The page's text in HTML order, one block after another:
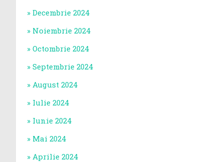
Decembrie 2024
Noiembrie 2024
Octombrie 2024
Septembrie 2024
August 2024
Iulie 2024
Iunie 2024
Mai 2024
Aprilie 2024